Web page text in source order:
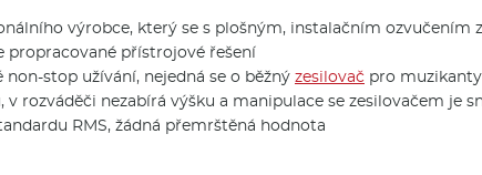
výrobce, který se s plošným, instalačním ozvučením
propracované přístrojové řešení
stop užívání, nejedná se o běžný zesilovač pro
rozváděči nezabírá výšku a manipulace se zesilovačem je
RMS, žádná přemrštěná hodnota